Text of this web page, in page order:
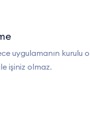
uygulamanın kurulu
işiniz olmaz.